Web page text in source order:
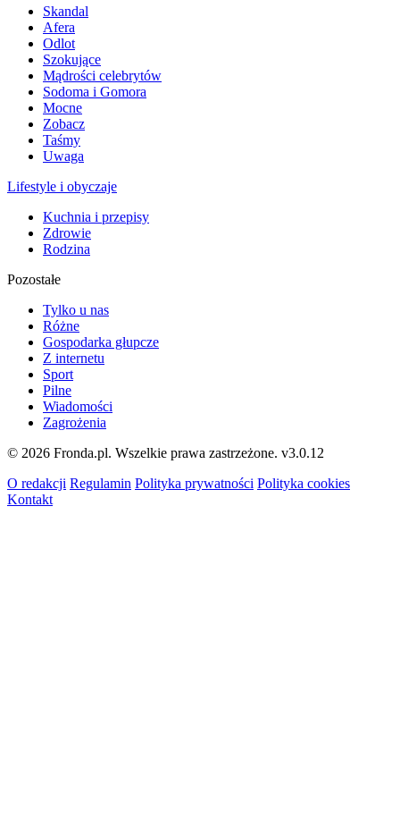
Skandal
Afera
Odlot
Szokujące
Mądrości celebrytów
Sodoma i Gomora
Mocne
Zobacz
Taśmy
Uwaga
Lifestyle i obyczaje
Kuchnia i przepisy
Zdrowie
Rodzina
Pozostałe
Tylko u nas
Różne
Gospodarka głupcze
Z internetu
Sport
Pilne
Wiadomości
Zagrożenia
© 2026 Fronda.pl. Wszelkie prawa zastrzeżone. v3.0.12
O redakcji Regulamin Polityka prywatności Polityka cookies
Kontakt